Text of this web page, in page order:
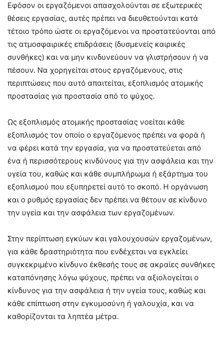
Εφόσον οι εργαζόμενοι απασχολούνται σε εξωτερικές
θέσεις εργασίας, αυτές πρέπει να διευθετούνται κατά
τέτοιο τρόπο ώστε οι εργαζόμενοι να προστατεύονται από
τις ατμοσφαιρικές επιδράσεις (δυσμενείς καιρικές
συνθήκες) και να μην κινδυνεύουν να γλιστρήσουν ή να
πέσουν. Να χορηγείται στους εργαζόμενους, στις
περιπτώσεις που αυτό απαιτείται, εξοπλισμός ατομικής
προστασίας για προστασία από το ψύχος.
Ως εξοπλισμός ατομικής προστασίας νοείται κάθε
εξοπλισμός τον οποίο ο εργαζόμενος πρέπει να φορά ή
να φέρει κατά την εργασία, για να προστατεύεται από
ένα ή περισσότερους κινδύνους για την ασφάλεια και την
υγεία του, καθώς και κάθε συμπλήρωμα ή εξάρτημα του
εξοπλισμού που εξυπηρετεί αυτό το σκοπό. Η οργάνωση
και ο ρυθμός εργασίας δεν πρέπει να θέτουν σε κίνδυνο
την υγεία και την ασφάλεια των εργαζομένων.
Στην περίπτωση εγκύων και γαλουχουσών εργαζομένων,
για κάθε δραστηριότητα που ενδέχεται να εγκλείει
συγκεκριμένο κίνδυνο έκθεσής τους σε ακραίες συνθήκες
καταπόνησης λόγω ψύχους, πρέπει να αξιολογείται ο
κίνδυνος για την ασφάλεια ή την υγεία τους, καθώς και
κάθε επίπτωση στην εγκυμοσύνη ή γαλουχία, και να
καθορίζονται τα ληπτέα μέτρα.